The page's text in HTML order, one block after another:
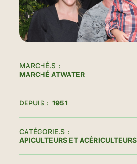
MARCHÉ.S
MARCHÉ ATWATER
DEPUIS 1951
CATÉGORIE.S
APICULTEURS ET ACÉRICULTEURS